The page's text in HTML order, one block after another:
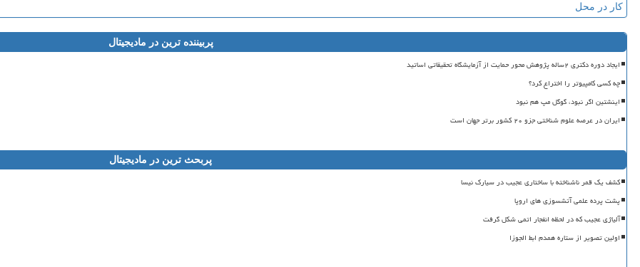
کار در محل
پربیننده ترین در مادیجیتال
ایجاد دوره دکتری ۲ساله پژوهش محور حمایت از آزمایشگاه تحقیقاتی اساتید
چه کسی کامپیوتر را اختراع کرد؟
اینشتین اگر نبود، گوگل مپ هم نبود
ایران در عرصه علوم شناختی جزو ۲۰ کشور برتر جهان است
پربحث ترین در مادیجیتال
کشف یک قمر ناشناخته با ساختاری عجیب در سیارک نیسا
پشت پرده علمی آتشسوزی های اروپا
آلیاژی عجیب که در لحظه انفجار اتمی شکل گرفت
اولین تصویر از ستاره همدم ابط الجوزا